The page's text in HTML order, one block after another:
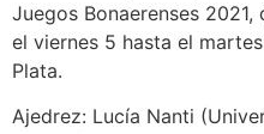
Juegos Bonaerenses
el viernes 5 hasta el
Plata.
Ajedrez: Lucía Nanti